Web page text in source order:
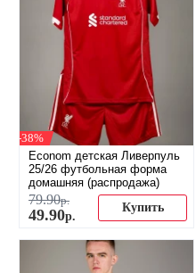
-38%
Econom детская Ливерпуль
25/26 футбольная форма
домашняя (распродажа)
79.90р.
49.90р.
Купить